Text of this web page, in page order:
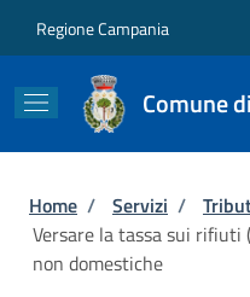
Regione Campania
Comune
Briciole di
Home / Servizi /
Versare la tassa sui rifiuti
non domestiche